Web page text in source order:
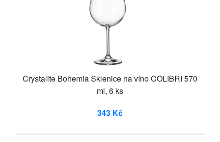
Crystalite Bohemia Sklenice na víno COLIBRI 570
ml, 6 ks
343 Kč